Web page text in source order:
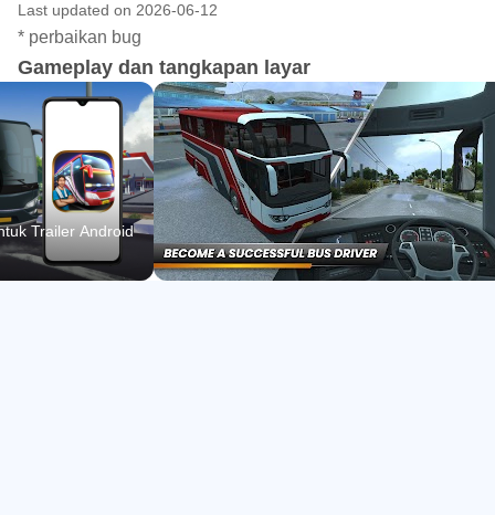
Kota, jalan, dan bus asli Indonesia dengan detail
lingkungan yang familier.
Klakson “Om Telolet Om” dengan audio khas yang bikin
suasana hidup.
Mode konvoi online, dukungan mod, leaderboard, dan
simpanan progres ke cloud.
Nuansa Lokal Indonesia yang Otentik
Last updated on 2026-06-12
* perbaikan bug
Gameplay dan tangkapan layar
Trailer Android